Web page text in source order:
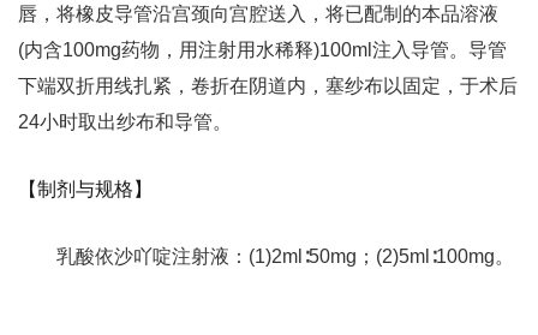
唇，将橡皮导管沿宫颈向宫腔送入，将已配制的本品溶液
(内含100mg药物，用注射用水稀释)100ml注入导管。导管
下端双折用线扎紧，卷折在阴道内，塞纱布以固定，于术后
24小时取出纱布和导管。
【制剂与规格】
乳酸依沙吖啶注射液：(1)2ml∶50mg；(2)5ml∶100mg。